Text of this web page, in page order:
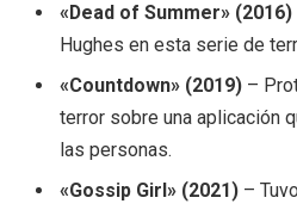
«Dead of Summer» (2016)
Hughes en esta serie de
«Countdown» (2019) –
terror sobre una aplicación
las personas.
«Gossip Girl» (2021) –